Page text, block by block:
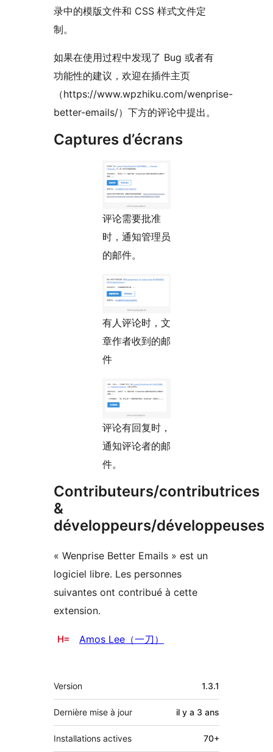
录中的模版文件和 CSS 样式文件定
制。
如果在使用过程中发现了 Bug 或者有
功能性的建议，欢迎在插件主页
（https://www.wpzhiku.com/wenprise-
better-emails/）下方的评论中提出。
Captures d’écrans
评论需要批准
时，通知管理员
的邮件。
有人评论时，文
章作者收到的邮
件
评论有回复时，
通知评论者的邮
件。
Contributeurs/contributrices
&
développeurs/développeuses
« Wenprise Better Emails » est un
logiciel libre. Les personnes
suivantes ont contribué à cette
extension.
Contributeurs
Amos Lee（一刀）
Méta
Version 1.3.1
Dernière mise à jour il y a 3 ans
Installations actives 70+